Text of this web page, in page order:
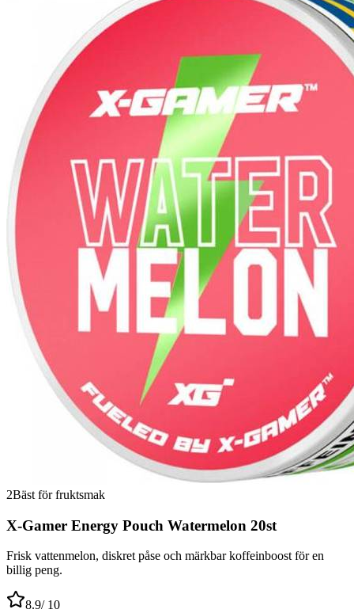
2Bäst för fruktsmak
X-Gamer Energy Pouch Watermelon 20st
Frisk vattenmelon, diskret påse och märkbar koffeinboost för en
billig peng.
8.9/ 10